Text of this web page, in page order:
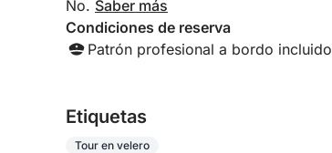
No. Saber más
Condiciones de reserva
Patrón profesional a bordo incluido
Etiquetas
Tour en velero